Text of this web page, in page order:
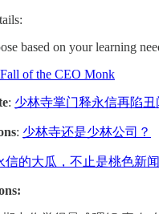
based on your learning
Fall of the CEO Monk
: 少林寺掌门释永信再陷丑
: 少林寺还是少林公司？
信的大瓜，不止是桃色新